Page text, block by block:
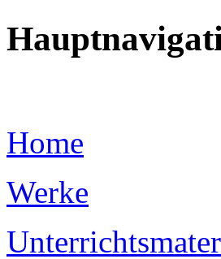
Home
Werke